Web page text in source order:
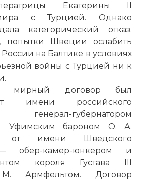
Екатерины II
с Турцией. Однако
категорический отказ.
попытки Швеции ослабить
на Балтике в условиях
войны с Турцией ни к
мирный договор был
имени российского
генерал-губернатором
Уфимским бароном О. А.
от имени Шведского
— обер-камер-юнкером и
короля Густава III
Армфельтом. Договор